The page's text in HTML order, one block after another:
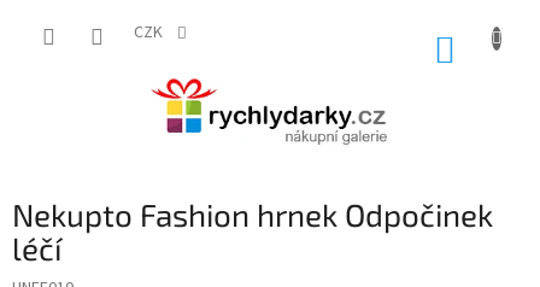
CZK
Nekupto Fashion hrnek Odpočinek
léčí